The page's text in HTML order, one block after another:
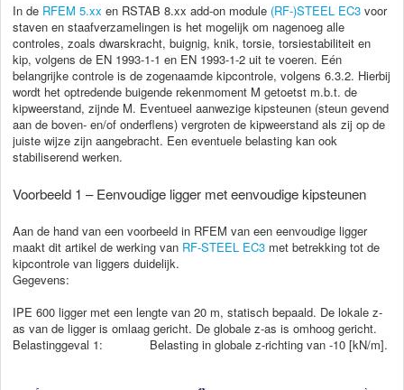
In de RFEM 5.xx en RSTAB 8.xx add-on module (RF-)STEEL EC3 voor
staven en staafverzamelingen is het mogelijk om nagenoeg alle
controles, zoals dwarskracht, buignig, knik, torsie, torsiestabiliteit en
kip, volgens de EN 1993-1-1 en EN 1993-1-2 uit te voeren. Eén
belangrijke controle is de zogenaamde kipcontrole, volgens 6.3.2. Hierbij
wordt het optredende buigende rekenmoment M getoetst m.b.t. de
kipweerstand, zijnde M. Eventueel aanwezige kipsteunen (steun gevend
aan de boven- en/of onderflens) vergroten de kipweerstand als zij op de
juiste wijze zijn aangebracht. Een eventuele belasting kan ook
stabiliserend werken.
Voorbeeld 1 – Eenvoudige ligger met eenvoudige kipsteunen
Aan de hand van een voorbeeld in RFEM van een eenvoudige ligger
maakt dit artikel de werking van RF-STEEL EC3 met betrekking tot de
kipcontrole van liggers duidelijk.
Gegevens:
IPE 600 ligger met een lengte van 20 m, statisch bepaald. De lokale z-
as van de ligger is omlaag gericht. De globale z-as is omhoog gericht.
Belastinggeval 1: Belasting in globale z-richting van -10 [kN/m].